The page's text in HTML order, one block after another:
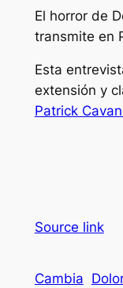
El horror de
transmite en
Esta
extensión y
Patrick
Source link
Cambia